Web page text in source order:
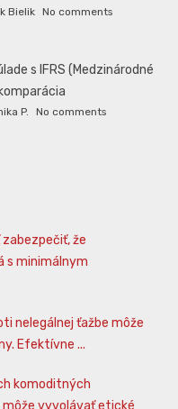
Bielik No comments
s IFRS (Medzinárodné
P. No comments
že
s minimálnym
nelegálnej ťažbe môže
Efektívne ...
komoditných
vyvolávať etické